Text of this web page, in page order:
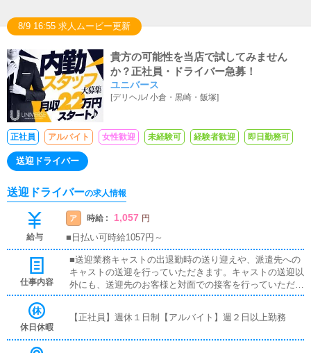
8/9 16:55 求人ムービー更新
貴方の可能性を当店で試してみません
か？正社員・ドライバー急募！
ユニバース
[デリヘル/小倉・黒崎・飯塚]
正社員 アルバイト 女性歓迎 未経験可 経験者歓迎 即日勤務可
送迎ドライバー
送迎ドライバーの求人情報
給与
ア 時給 : 1,057 円
■日払い可時給1057円～
仕事内容
■送迎業務キャストの出退勤時の送り迎えや、派遣先への
キャストの送迎を行っていただきます。キャストの送迎以
外にも、送迎先のお客様と対面での接客を行っていただき
ます。お客様のご案内時に、システムの説明や料金の受け
イバーと同乗して行動し、業務の流れを覚えていただきま
休日休暇
【正社員】週休１日制【アルバイト】週２日以上勤務